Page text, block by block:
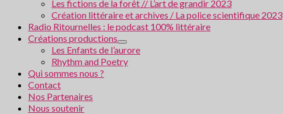
Les fictions de la forêt // L’art de grandir 2023
Création littéraire et archives / La police scientifique 2023
Radio Ritournelles : le podcast 100% littéraire
Créations productions
Les Enfants de l’aurore
Rhythm and Poetry
Qui sommes nous ?
Contact
Nos Partenaires
Nous soutenir